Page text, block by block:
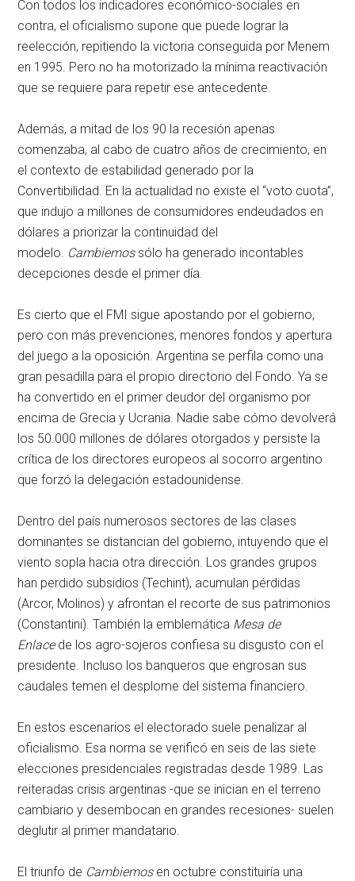
Con todos los indicadores económico-sociales en
contra, el oficialismo supone que puede lograr la
reelección, repitiendo la victoria conseguida por Menem
en 1995. Pero no ha motorizado la mínima reactivación
que se requiere para repetir ese antecedente.
Además, a mitad de los 90 la recesión apenas
comenzaba, al cabo de cuatro años de crecimiento, en
el contexto de estabilidad generado por la
Convertibilidad. En la actualidad no existe el “voto cuota”,
que indujo a millones de consumidores endeudados en
dólares a priorizar la continuidad del
modelo. Cambiemossólo ha generado incontables
decepciones desde el primer día.
Es cierto que el FMI sigue apostando por el gobierno,
pero con más prevenciones, menores fondos y apertura
del juego a la oposición. Argentina se perfila como una
gran pesadilla para el propio directorio del Fondo. Ya se
ha convertido en el primer deudor del organismo por
encima de Grecia y Ucrania. Nadie sabe cómo devolverá
los 50.000 millones de dólares otorgados y persiste la
crítica de los directores europeos al socorro argentino
que forzó la delegación estadounidense.
Dentro del país numerosos sectores de las clases
dominantes se distancian del gobierno, intuyendo que el
viento sopla hacia otra dirección. Los grandes grupos
han perdido subsidios (Techint), acumulan pérdidas
(Arcor, Molinos) y afrontan el recorte de sus patrimonios
(Constantini). También la emblemática Mesa de
Enlacede los agro-sojeros confiesa su disgusto con el
presidente. Incluso los banqueros que engrosan sus
caudales temen el desplome del sistema financiero.
En estos escenarios el electorado suele penalizar al
oficialismo. Esa norma se verificó en seis de las siete
elecciones presidenciales registradas desde 1989. Las
reiteradas crisis argentinas -que se inician en el terreno
cambiario y desembocan en grandes recesiones- suelen
deglutir al primer mandatario.
El triunfo de Cambiemosen octubre constituiría una